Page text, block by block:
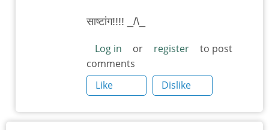
to
by
रमताराम
साष्टांग!!!! _/\_
Log in or register
to post
comments
Like
Dislike